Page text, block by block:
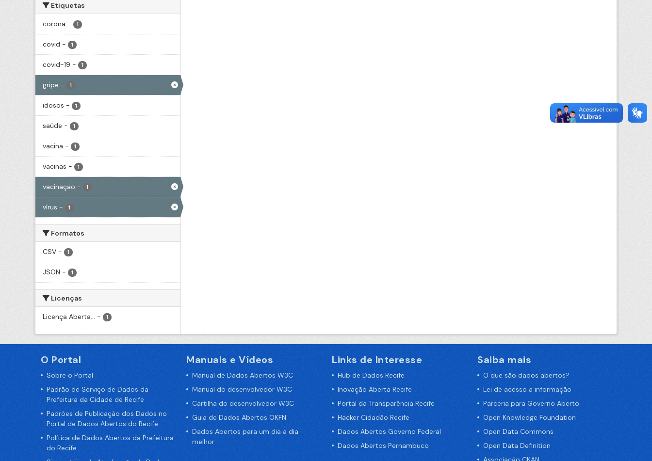
Etiquetas
corona - 1
covid - 1
covid-19 - 1
gripe - 1
idosos - 1
saúde - 1
vacina - 1
vacinas - 1
vacinação - 1
vírus - 1
Formatos
CSV - 1
JSON - 1
Licenças
Licença Aberta... - 1
O Portal
Sobre o Portal
Padrão de Serviço de Dados da
Prefeitura da Cidade de Recife
Padrões de Publicação dos Dados no
Portal de Dados Abertos do Recife
Política de Dados Abertos da Prefeitura
do Recife
Manuais e Vídeos
Manual de Dados Abertos W3C
Manual do desenvolvedor W3C
Cartilha do desenvolvedor W3C
Guia de Dados Abertos OKFN
Dados Abertos para um dia a dia
melhor
Links de Interesse
Hub de Dados Recife
Inovação Aberta Recife
Portal da Transparência Recife
Hacker Cidadão Recife
Dados Abertos Governo Federal
Dados Abertos Pernambuco
Saiba mais
O que são dados abertos?
Lei de acesso a informação
Parceria para Governo Aberto
Open Knowledge Foundation
Open Data Commons
Open Data Definition